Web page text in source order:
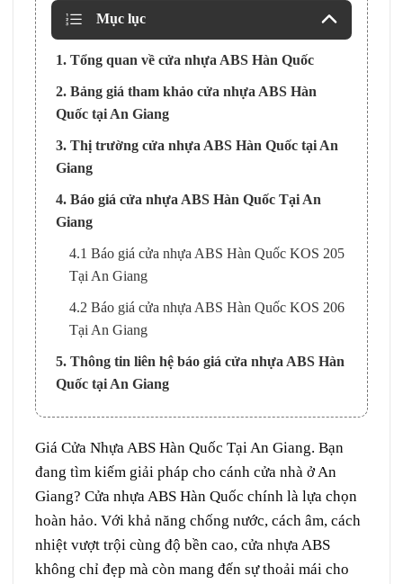
Mục lục
1. Tổng quan về cửa nhựa ABS Hàn Quốc
2. Bảng giá tham khảo cửa nhựa ABS Hàn
Quốc tại An Giang
3. Thị trường cửa nhựa ABS Hàn Quốc tại An
Giang
4. Báo giá cửa nhựa ABS Hàn Quốc Tại An
Giang
4.1 Báo giá cửa nhựa ABS Hàn Quốc KOS 205
Tại An Giang
4.2 Báo giá cửa nhựa ABS Hàn Quốc KOS 206
Tại An Giang
5. Thông tin liên hệ báo giá cửa nhựa ABS Hàn
Quốc tại An Giang
Giá Cửa Nhựa ABS Hàn Quốc TạiAn Giang. Bạn
đang tìm kiếm giải pháp cho cánh cửa nhà ở An
Giang? Cửa nhựa ABS Hàn Quốc chính là lựa chọn
hoàn hảo. Với khả năng chống nước, cách âm, cách
nhiệt vượt trội cùng độ bền cao, cửa nhựa ABS
không chỉ đẹp mà còn mang đến sự thoải mái cho